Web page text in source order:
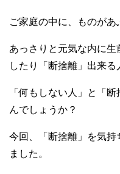
ご家庭の中に、ものがあ
あっさりと元気な内に
したり「断捨離」出来る
「何もしない人」と「
んでしょうか？
今回、「断捨離」を気
ました。